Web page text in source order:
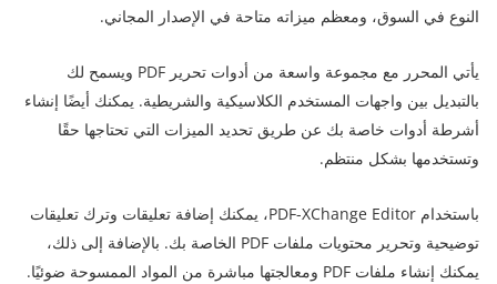
النوع في السوق، ومعظم ميزاته متاحة في الإصدار المجاني.
يأتي المحرر مع مجموعة واسعة من أدوات تحرير PDF ويسمح لك
بالتبديل بين واجهات المستخدم الكلاسيكية والشريطية. يمكنك أيضًا إنشاء
أشرطة أدوات خاصة بك عن طريق تحديد الميزات التي تحتاجها حقًا
وتستخدمها بشكل منتظم.
باستخدام PDF-XChange Editor، يمكنك إضافة تعليقات وترك تعليقات
توضيحية وتحرير محتويات ملفات PDF الخاصة بك. بالإضافة إلى ذلك،
يمكنك إنشاء ملفات PDF ومعالجتها مباشرة من المواد الممسوحة ضوئيًا.